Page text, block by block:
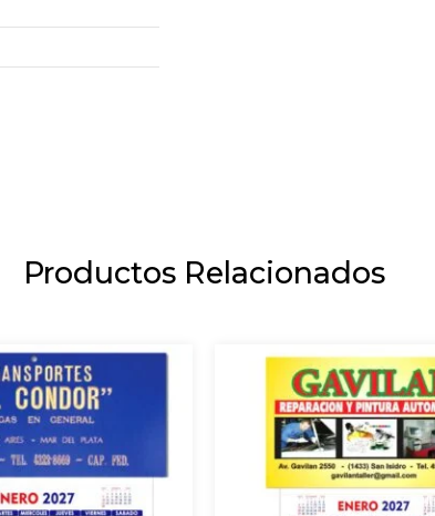
Productos Relacionados